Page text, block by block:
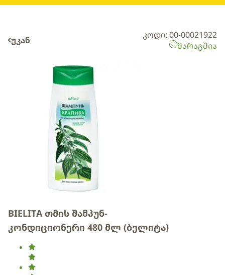
უკან
კოდი: 00-00021922
მარაგშია
BIELITA თმის შამპუნ-
კონდიციონერი 480 მლ (ბელიტა)